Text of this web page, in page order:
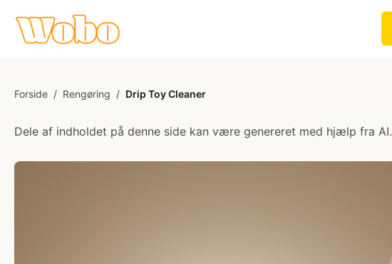
Forside / Rengøring / Drip Toy Cleaner
Dele af indholdet på denne side kan være genereret med hjælp fra AI.